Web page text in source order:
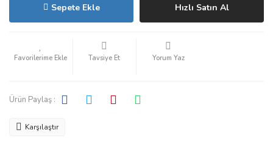
Sepete Ekle Hızlı Satın Al
Tavsiye Et Yorum Yaz
Ürün Paylaş :
Karşılaştır